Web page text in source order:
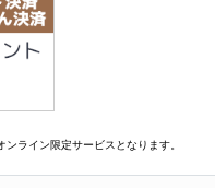
ライン限定サービスとなります。